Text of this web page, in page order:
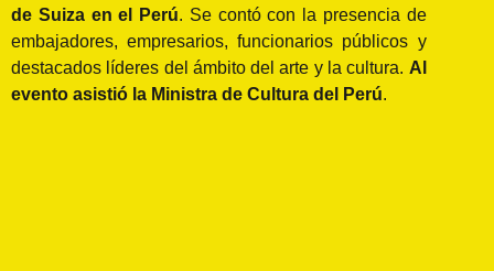
de Suiza en el Perú. Se contó con la presencia de
embajadores, empresarios, funcionarios públicos y
destacados líderes del ámbito del arte y la cultura. Al
evento asistió la Ministra de Cultura del Perú.